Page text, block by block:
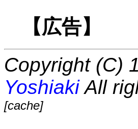
【広告】
Copyright (C)
YoshiakiAll
[cache]